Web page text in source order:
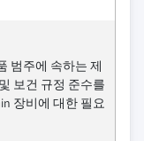
범주에 속하는 제
보건 규정 준수를
장비에 대한 필요